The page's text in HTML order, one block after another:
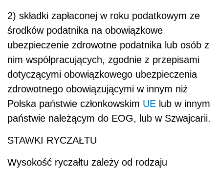
2) składki zapłaconej w roku podatkowym ze
środków podatnika na obowiązkowe
ubezpieczenie zdrowotne podatnika lub osób z
nim współpracujących, zgodnie z przepisami
dotyczącymi obowiązkowego ubezpieczenia
zdrowotnego obowiązującymi w innym niż
Polska państwie członkowskim UE lub w innym
państwie należącym do EOG, lub w Szwajcarii.
STAWKI RYCZAŁTU
Wysokość ryczałtu zależy od rodzaju